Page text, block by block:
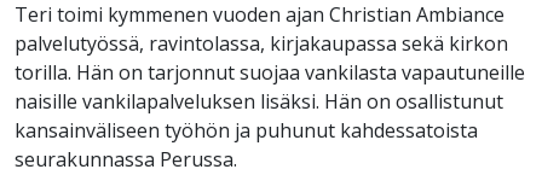
Teri toimi kymmenen vuoden ajan Christian Ambiance
palvelutyössä, ravintolassa, kirjakaupassa sekä kirkon
torilla. Hän on tarjonnut suojaa vankilasta vapautuneille
naisille vankilapalveluksen lisäksi. Hän on osallistunut
kansainväliseen työhön ja puhunut kahdessatoista
seurakunnassa Perussa.